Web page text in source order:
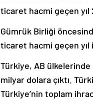
ticaret hacmi geçen yıl
Gümrük Birliği
ticaret hacmi geçen yıl
Türkiye, AB ülkelerinde
milyar dolara çıktı.
Türkiye’nin toplam